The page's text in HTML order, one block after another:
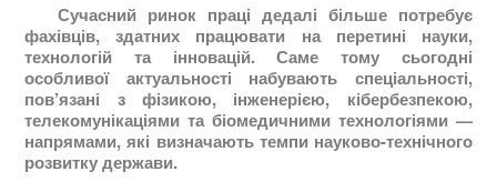
Сучасний ринок праці дедалі більше потребує
фахівців, здатних працювати на перетині науки,
технологій та інновацій. Саме тому сьогодні
особливої актуальності набувають спеціальності,
пов’язані з фізикою, інженерією, кібербезпекою,
телекомунікаціями та біомедичними технологіями —
напрямами, які визначають темпи науково-технічного
розвитку держави.